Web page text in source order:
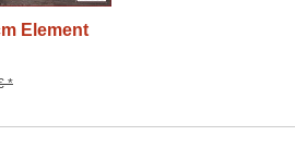
Element
*